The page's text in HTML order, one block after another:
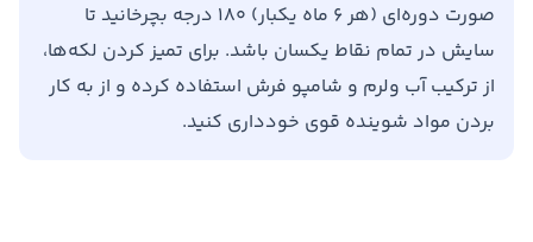
صورت دوره‌ای (هر ۶ ماه یکبار) ۱۸۰ درجه بچرخانید تا
سایش در تمام نقاط یکسان باشد. برای تمیز کردن لکه‌ها،
از ترکیب آب ولرم و شامپو فرش استفاده کرده و از به کار
بردن مواد شوینده قوی خودداری کنید.